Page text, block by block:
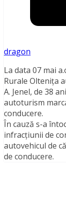
dragon
La data 07 mai
Rurale Olteniţa
A. Jenel, de 38
autoturism
conducere.
În cauză s-a
infracţiunii de
autovehicul de
de conducere.